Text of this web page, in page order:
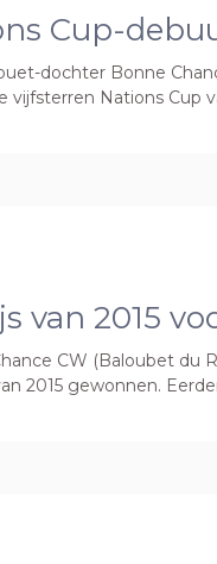
Cup-
dochter Bonne
vijfsterren Nations
van 2015
CW (Baloubet
2015 gewonnen.